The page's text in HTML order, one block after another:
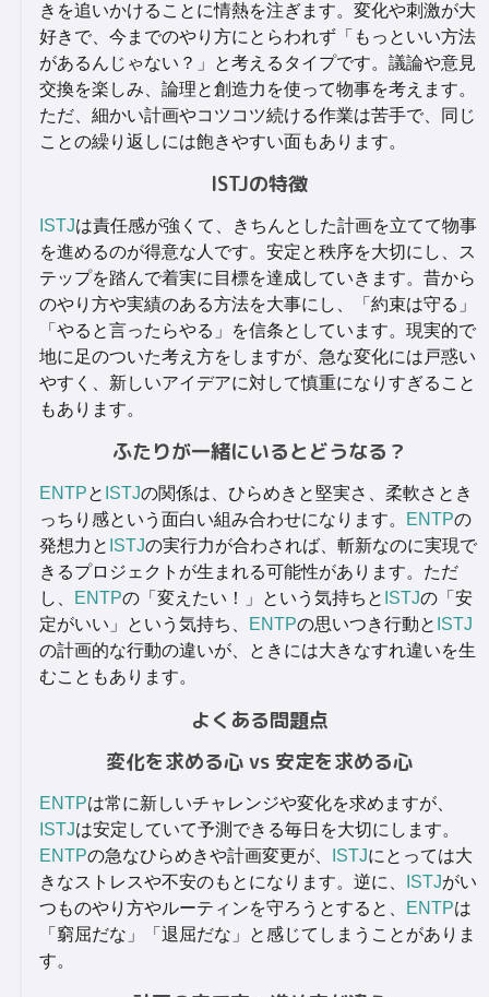
きを追いかけることに情熱を注ぎます。変化や刺激が大
好きで、今までのやり方にとらわれず「もっといい方法
があるんじゃない？」と考えるタイプです。議論や意見
交換を楽しみ、論理と創造力を使って物事を考えます。
ただ、細かい計画やコツコツ続ける作業は苦手で、同じ
ことの繰り返しには飽きやすい面もあります。
ISTJの特徴
ISTJは責任感が強くて、きちんとした計画を立てて物事
を進めるのが得意な人です。安定と秩序を大切にし、ス
テップを踏んで着実に目標を達成していきます。昔から
のやり方や実績のある方法を大事にし、「約束は守る」
「やると言ったらやる」を信条としています。現実的で
地に足のついた考え方をしますが、急な変化には戸惑い
やすく、新しいアイデアに対して慎重になりすぎること
もあります。
ふたりが一緒にいるとどうなる？
ENTPと ISTJの関係は、ひらめきと堅実さ、柔軟さとき
っちり感という面白い組み合わせになります。
ENTPの
発想力と ISTJの実行力が合わされば、斬新なのに実現で
きるプロジェクトが生まれる可能性があります。ただ
し、
ENTPの「変えたい！」という気持ちと ISTJの「安
定がいい」という気持ち、
ENTPの思いつき行動と ISTJ
の計画的な行動の違いが、ときには大きなすれ違いを生
むこともあります。
よくある問題点
変化を求める心 vs 安定を求める心
ENTPは常に新しいチャレンジや変化を求めますが、
ISTJは安定していて予測できる毎日を大切にします。
ENTPの急なひらめきや計画変更が、 ISTJにとっては大
きなストレスや不安のもとになります。逆に、
ISTJがい
つものやり方やルーティンを守ろうとすると、
ENTPは
「窮屈だな」「退屈だな」と感じてしまうことがありま
す。